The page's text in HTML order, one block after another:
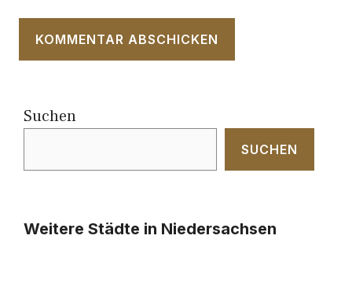
Suchen
SUCHEN
Weitere Städte in Niedersachsen